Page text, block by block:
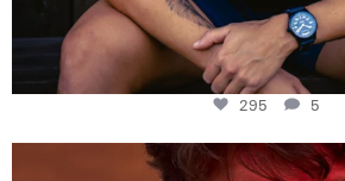
295 5
One last dance at home